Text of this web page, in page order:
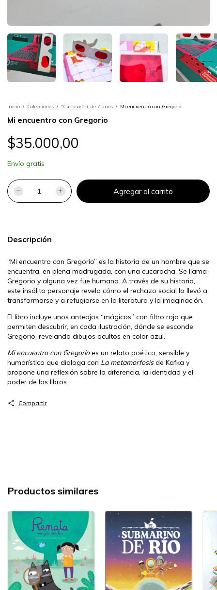
Inicio / Colecciones / "Curiosos" + de 7 años / Mi encuentro con Gregorio
Mi encuentro con Gregorio
$35.000,00
Envío gratis
Descripción
“Mi encuentro con Gregorio” es la historia de un hombre que se
encuentra, en plena madrugada, con una cucaracha. Se llama
Gregorio y alguna vez fue humano. A través de su historia,
este insólito personaje revela cómo el rechazo social lo llevó a
transformarse y a refugiarse en la literatura y la imaginación.
El libro incluye unos anteojos “mágicos” con filtro rojo que
permiten descubrir, en cada ilustración, dónde se esconde
Gregorio, revelando dibujos ocultos en color azul.
Mi encuentro con Gregorioes un relato poético, sensible y
humorístico que dialoga con La metamorfosisde Kafka y
propone una reflexión sobre la diferencia, la identidad y el
poder de los libros.
Compartir
Productos similares